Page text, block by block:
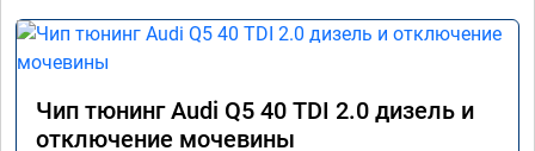
Чип тюнинг Audi Q5 40 TDI 2.0 дизель и
отключение мочевины